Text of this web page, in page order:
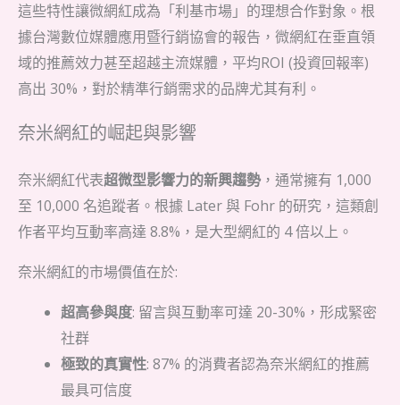
這些特性讓微網紅成為「利基市場」的理想合作對象。根
據台灣數位媒體應用暨行銷協會的報告，微網紅在垂直領
域的推薦效力甚至超越主流媒體，平均ROI (投資回報率)
高出 30%，對於精準行銷需求的品牌尤其有利。
奈米網紅的崛起與影響
奈米網紅代表超微型影響力的新興趨勢，通常擁有 1,000
至 10,000 名追蹤者。根據 Later 與 Fohr 的研究，這類創
作者平均互動率高達 8.8%，是大型網紅的 4 倍以上。
奈米網紅的市場價值在於:
超高參與度: 留言與互動率可達 20-30%，形成緊密
社群
極致的真實性: 87% 的消費者認為奈米網紅的推薦
最具可信度